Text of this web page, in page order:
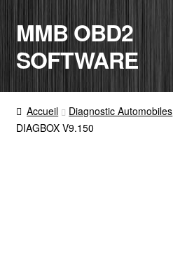
Aller
à
la
Aller
au
contenu
MMB OBD2
SOFTWARE
ACCUEIL
BOUTIQUE
Accueil Diagnostic Automobiles
DIAGBOX V9.150